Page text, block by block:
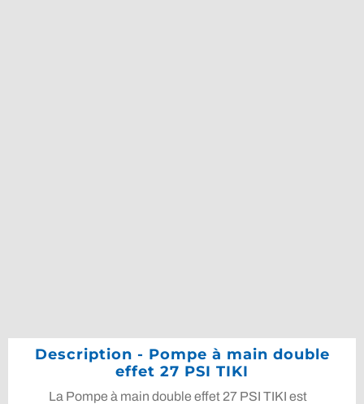
Description - Pompe à main double
effet 27 PSI TIKI
La Pompe à main double effet 27 PSI TIKI est